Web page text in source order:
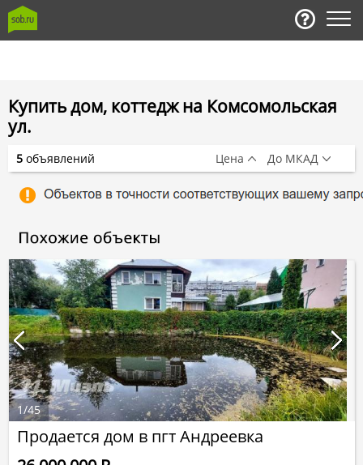
Купить дом, коттедж на Комсомольская
ул.
Продается дом в пгт Андреевка
1/45
5 объявлений Цена До МКАД